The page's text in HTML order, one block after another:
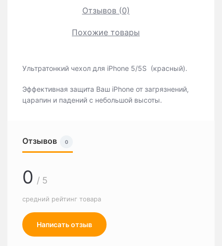
Отзывов (0)
Похожие товары
Ультратонкий чехол для iРhone 5/5S (красный).
Эффективная защита Ваш iPhone от загрязнений,
царапин и падений с небольшой высоты.
Отзывов 0
0 / 5
средний рейтинг товара
Написать отзыв